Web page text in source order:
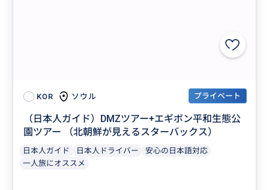
KOR ソウル プライベート
（日本人ガイド）DMZツアー+エギボン平和生態公
園ツアー （北朝鮮が見えるスターバックス）
日本人ガイド 日本人ドライバー
安心の日本語対応
一人旅にオススメ